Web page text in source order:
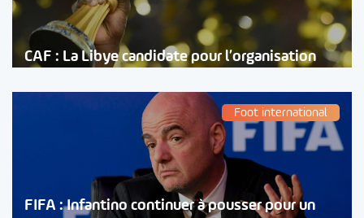
CAF : La Libye candidate pour l’organisation
Foot international
FIFA : Infantino continuer à pousser pour un